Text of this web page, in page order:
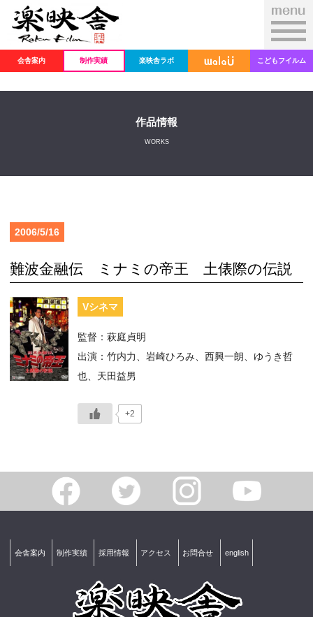
会舎案内 制作実績 楽映舎ラボ こどもフイルム
作品情報
WORKS
2006/5/16
難波金融伝 ミナミの帝王 土俵際の伝説
Vシネマ
監督：萩庭貞明
出演：竹内力、岩崎ひろみ、西興一朗、ゆうき哲
也、天田益男
+2
会舎案内 制作実績 採用情報 アクセス お問合せ english